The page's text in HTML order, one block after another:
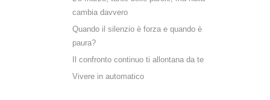
cambia davvero
Quando il silenzio è forza e quando è
paura?
Il confronto continuo ti allontana da te
Vivere in automatico